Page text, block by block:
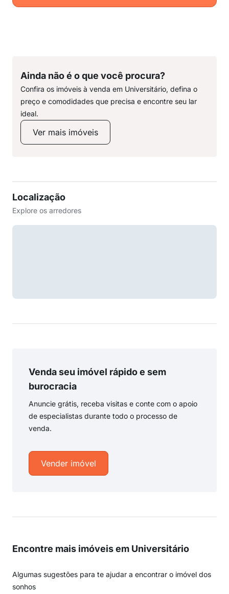
Ainda não é o que você procura?
Confira os imóveis à venda em Universitário, defina o
preço e comodidades que precisa e encontre seu lar
ideal.
Ver mais imóveis
Localização
Explore os arredores
Venda seu imóvel rápido e sem
burocracia
Anuncie grátis, receba visitas e conte com o apoio
de especialistas durante todo o processo de
venda.
Vender imóvel
Encontre mais imóveis em Universitário
Algumas sugestões para te ajudar a encontrar o imóvel dos
sonhos